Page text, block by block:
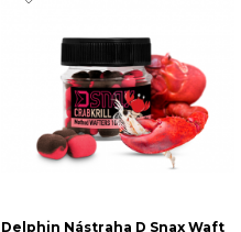
Delphin Nástraha D Snax Waft